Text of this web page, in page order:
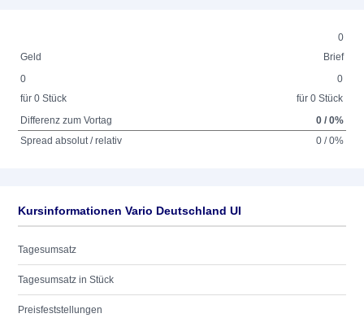
0
Geld
Brief
0
für 0 Stück
0
für 0 Stück
Differenz zum Vortag
0 / 0%
Spread absolut / relativ
0 / 0%
Kursinformationen Vario Deutschland UI
Tagesumsatz
Tagesumsatz in Stück
Preisfeststellungen